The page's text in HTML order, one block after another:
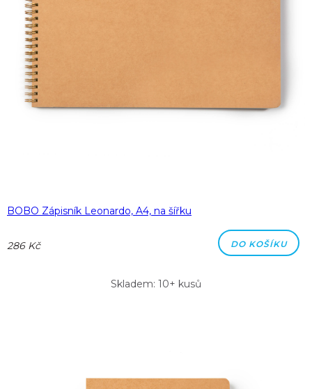
BOBO Zápisník Leonardo, A4, na šířku
286 Kč DO KOŠÍKU
Skladem: 10+ kusů